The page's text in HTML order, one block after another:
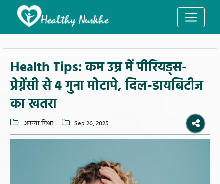
Health Tips: कम उम्र में पीरियड्स-
प्रेग्नेंसी से 4 गुना मोटापे, दिल-डायबिटीज
का खतरा
अनन्या मिश्रा Sep 26, 2025